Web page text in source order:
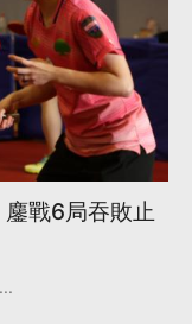
戰6局吞敗止
...